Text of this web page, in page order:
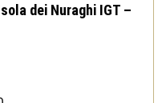
dei Nuraghi IGT –